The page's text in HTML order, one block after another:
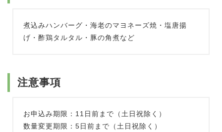
煮込みハンバーグ・海老のマヨネーズ焼・塩唐揚
げ・酢鶏タルタル・豚の角煮など
注意事項
お申込み期限：11日前まで（土日祝除く）
数量変更期限：5日前まで（土日祝除く）